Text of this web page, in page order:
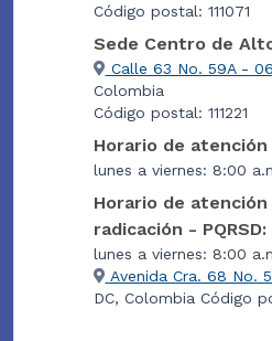
Código postal: 111071
Sede Centro de
Calle 63 No. 59A - 06
Colombia
Código postal: 111221
Horario de
lunes a viernes: 8:00
Horario de
radicación - PQRSD:
lunes a viernes: 8:00
Avenida Cra. 68 No.
DC, Colombia Código